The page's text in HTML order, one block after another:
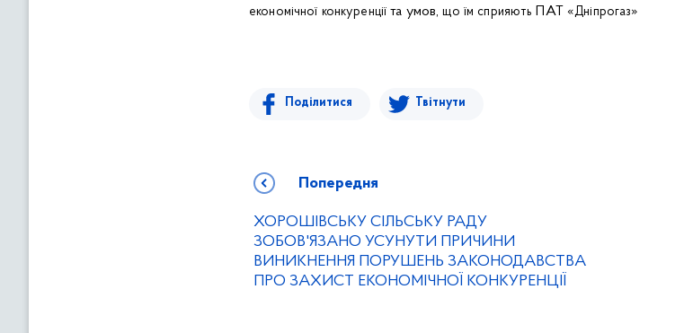
економічної конкуренції та умов,що їм сприяють ПАТ «Дніпрогаз»
Поділитися Твітнути
Попередня
ХОРОШІВСЬКУ СІЛЬСЬКУ РАДУ
ЗОБОВ'ЯЗАНО УСУНУТИ ПРИЧИНИ
ВИНИКНЕННЯ ПОРУШЕНЬ ЗАКОНОДАВСТВА
ПРО ЗАХИСТ ЕКОНОМІЧНОЇ КОНКУРЕНЦІЇ